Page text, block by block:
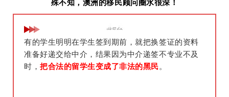
殊不知，澳洲的移民顾问圈水很深！
有的学生明明在学生签到期前，就把换签证的资料
准备好递交给中介，结果因为中介递签不专业不及
时，把合法的留学生变成了非法的黑民。